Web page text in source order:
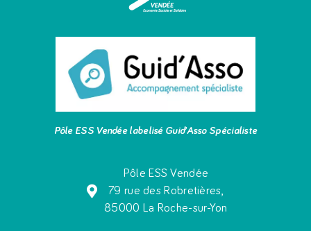
Pôle ESS Vendée labelisé Guid’Asso Spécialiste
Pôle ESS Vendée
79 rue des Robretières,
85000 La Roche-sur-Yon